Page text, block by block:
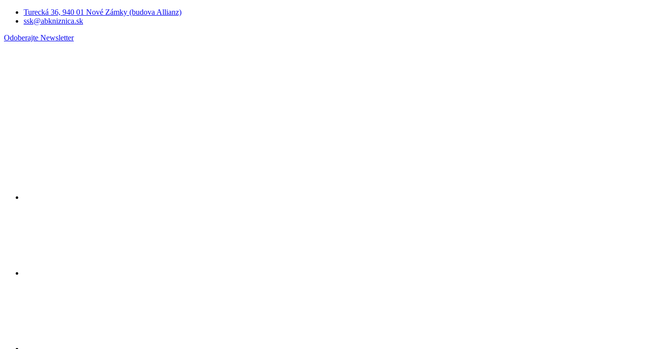
Turecká 36, 940 01 Nové Zámky (budova Allianz)
ssk@abkniznica.sk
Odoberajte Newsletter